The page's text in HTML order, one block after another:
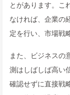
とがあります。こ
なければ、企業の
定を行い、市場戦
また、ビジネスの
測はしばしば高い
確認せずに直接戦